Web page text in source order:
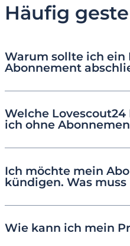
Häufig
Warum sollte ich ein
Abonnement
Welche
ich ohne
Ich möchte mein
kündigen. Was muss
Wie kann ich mein